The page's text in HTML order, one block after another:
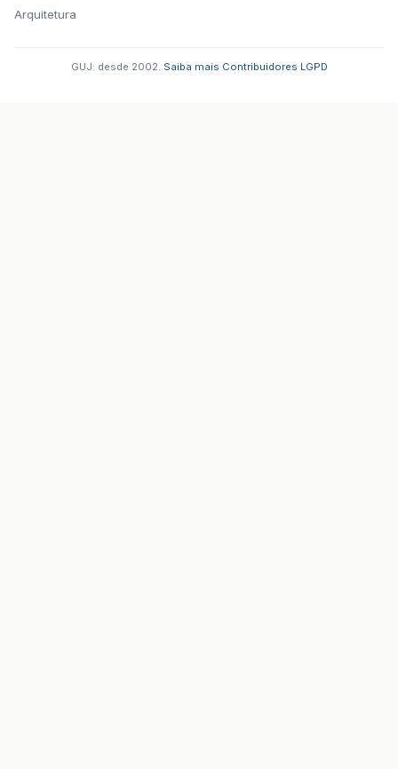
Arquitetura
GUJ: desde 2002. Saiba mais Contribuidores LGPD